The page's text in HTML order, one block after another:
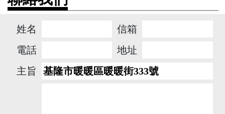
姓名
信箱
電話
地址
主旨